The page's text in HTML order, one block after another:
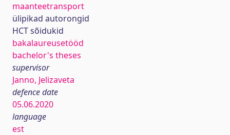
maanteetransport
ülipikad autorongid
HCT sõidukid
bakalaureusetööd
bachelor's theses
supervisor
Janno, Jelizaveta
defence date
05.06.2020
language
est